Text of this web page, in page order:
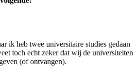
ik heb twee universitaire studies gedaan
toch echt zeker dat wij de universiteiten
(of ontvangen).